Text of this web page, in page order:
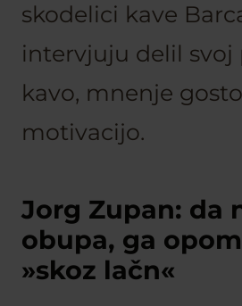
skodelici kave
intervjuju delil svoj
kavo, mnenje
motivacijo.
Jorg Zupan: da
obupa, ga
»skoz lačn«